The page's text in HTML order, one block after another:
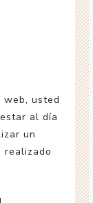
usted
al día
un
realizado